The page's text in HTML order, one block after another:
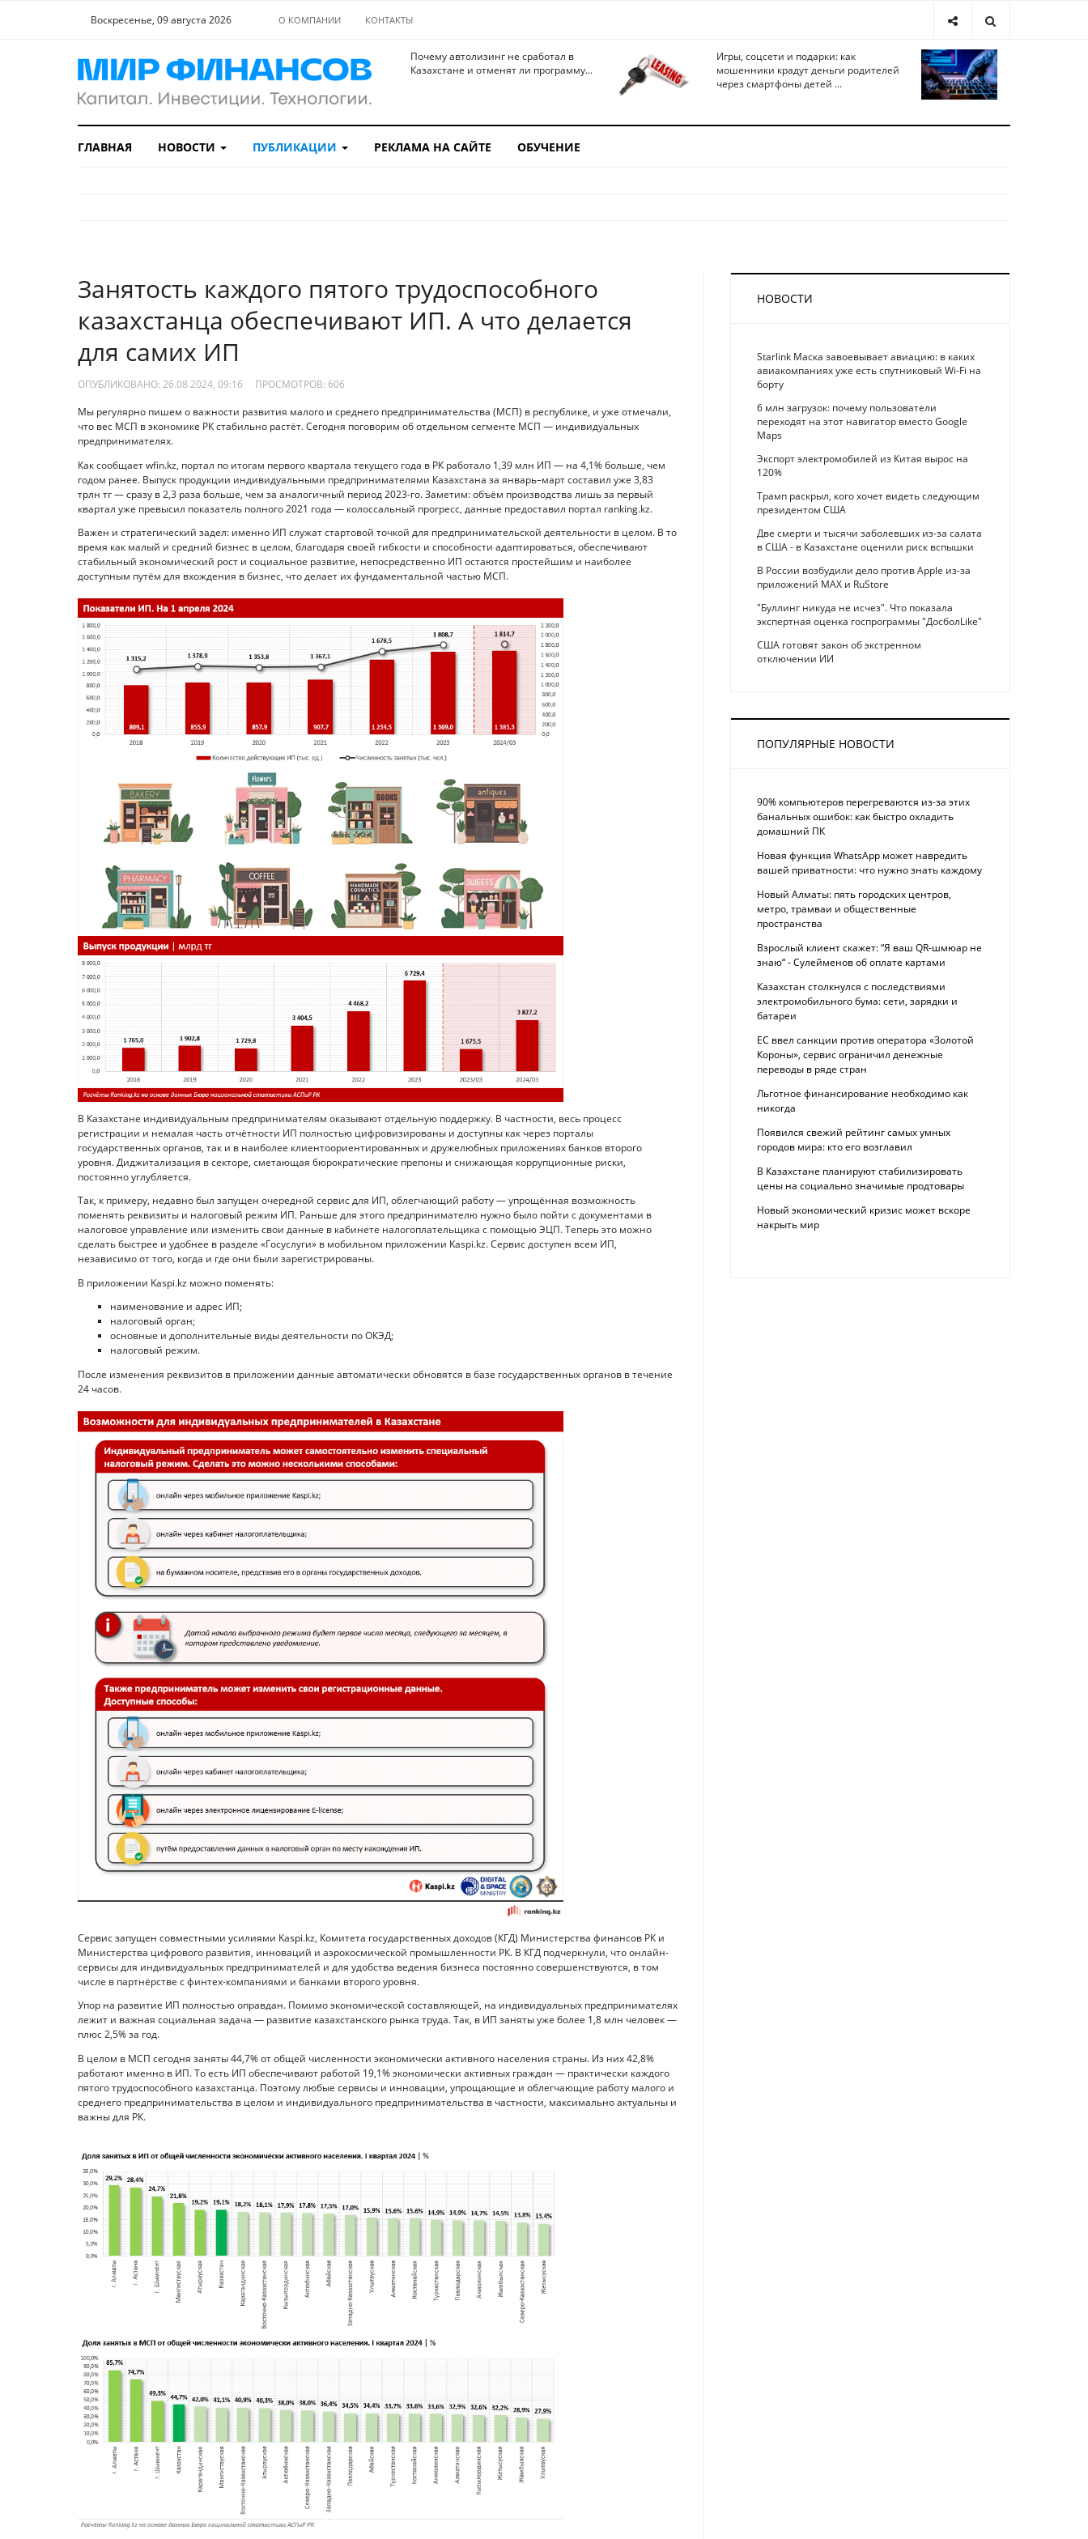
Воскресенье, 09 августа 2026 О КОМПАНИИ КОНТАКТЫ
Почему автолизинг не сработал в
Казахстане и отменят ли программу...
Игры, соцсети и подарки: как
мошенники крадут деньги родителей
через смартфоны детей ...
ГЛАВНАЯ НОВОСТИ ПУБЛИКАЦИИ РЕКЛАМА НА САЙТЕ ОБУЧЕНИЕ
Занятость каждого пятого трудоспособного
казахстанца обеспечивают ИП. А что делается
для самих ИП
ОПУБЛИКОВАНО: 26.08.2024, 09:16 ПРОСМОТРОВ: 606
Мы регулярно пишем о важности развития малого и среднего предпринимательства (МСП) в республике, и уже отмечали,
что вес МСП в экономике РК стабильно растёт. Сегодня поговорим об отдельном сегменте МСП — индивидуальных
предпринимателях.
Как сообщает wfin.kz, портал по итогам первого квартала текущего года в РК работало 1,39 млн ИП — на 4,1% больше, чем
годом ранее. Выпуск продукции индивидуальными предпринимателями Казахстана за январь–март составил уже 3,83
трлн тг — сразу в 2,3 раза больше, чем за аналогичный период 2023-го. Заметим: объём производства лишь за первый
квартал уже превысил показатель полного 2021 года — колоссальный прогресс, данные предоставил портал ranking.kz.
Важен и стратегический задел: именно ИП служат стартовой точкой для предпринимательской деятельности в целом. В то
время как малый и средний бизнес в целом, благодаря своей гибкости и способности адаптироваться, обеспечивают
стабильный экономический рост и социальное развитие, непосредственно ИП остаются простейшим и наиболее
доступным путём для вхождения в бизнес, что делает их фундаментальной частью МСП.
В Казахстане индивидуальным предпринимателям оказывают отдельную поддержку. В частности, весь процесс
регистрации и немалая часть отчётности ИП полностью цифровизированы и доступны как через порталы
государственных органов, так и в наиболее клиентоориентированных и дружелюбных приложениях банков второго
уровня. Диджитализация в секторе, сметающая бюрократические препоны и снижающая коррупционные риски,
постоянно углубляется.
Так, к примеру, недавно был запущен очередной сервис для ИП, облегчающий работу — упрощённая возможность
поменять реквизиты и налоговый режим ИП. Раньше для этого предпринимателю нужно было пойти с документами в
налоговое управление или изменить свои данные в кабинете налогоплательщика с помощью ЭЦП. Теперь это можно
сделать быстрее и удобнее в разделе «Госуслуги» в мобильном приложении Kaspi.kz. Сервис доступен всем ИП,
независимо от того, когда и где они были зарегистрированы.
В приложении Kaspi.kz можно поменять:
наименование и адрес ИП;
налоговый орган;
основные и дополнительные виды деятельности по ОКЭД;
налоговый режим.
После изменения реквизитов в приложении данные автоматически обновятся в базе государственных органов в течение
24 часов.
Сервис запущен совместными усилиями Kaspi.kz, Комитета государственных доходов (КГД) Министерства финансов РК и
Министерства цифрового развития, инноваций и аэрокосмической промышленности РК. В КГД подчеркнули, что онлайн-
сервисы для индивидуальных предпринимателей и для удобства ведения бизнеса постоянно совершенствуются, в том
числе в партнёрстве с финтех-компаниями и банками второго уровня.
Упор на развитие ИП полностью оправдан. Помимо экономической составляющей, на индивидуальных предпринимателях
лежит и важная социальная задача — развитие казахстанского рынка труда. Так, в ИП заняты уже более 1,8 млн человек —
плюс 2,5% за год.
В целом в МСП сегодня заняты 44,7% от общей численности экономически активного населения страны. Из них 42,8%
работают именно в ИП. То есть ИП обеспечивают работой 19,1% экономически активных граждан — практически каждого
пятого трудоспособного казахстанца. Поэтому любые сервисы и инновации, упрощающие и облегчающие работу малого и
среднего предпринимательства в целом и индивидуального предпринимательства в частности, максимально актуальны и
важны для РК.
НОВОСТИ
Starlink Маска завоевывает авиацию: в каких
авиакомпаниях уже есть спутниковый Wi-Fi на
борту
6 млн загрузок: почему пользователи
переходят на этот навигатор вместо Google
Maps
Экспорт электромобилей из Китая вырос на
120%
Трамп раскрыл, кого хочет видеть следующим
президентом США
Две смерти и тысячи заболевших из-за салата
в США - в Казахстане оценили риск вспышки
В России возбудили дело против Apple из-за
приложений MAX и RuStore
"Буллинг никуда не исчез". Что показала
экспертная оценка госпрограммы "ДосболLike"
США готовят закон об экстренном
отключении ИИ
ПОПУЛЯРНЫЕ НОВОСТИ
90% компьютеров перегреваются из-за этих
банальных ошибок: как быстро охладить
домашний ПК
Новая функция WhatsApp может навредить
вашей приватности: что нужно знать каждому
Новый Алматы: пять городских центров,
метро, трамваи и общественные
пространства
Взрослый клиент скажет: “Я ваш QR-шмюар не
знаю“ - Сулейменов об оплате картами
Казахстан столкнулся с последствиями
электромобильного бума: сети, зарядки и
батареи
ЕС ввел санкции против оператора «Золотой
Короны», сервис ограничил денежные
переводы в ряде стран
Льготное финансирование необходимо как
никогда
Появился свежий рейтинг самых умных
городов мира: кто его возглавил
В Казахстане планируют стабилизировать
цены на социально значимые продтовары
Новый экономический кризис может вскоре
накрыть мир